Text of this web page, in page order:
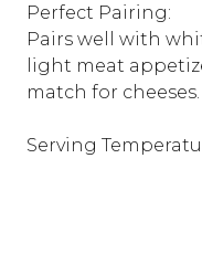
Perfect Pairing:
Pairs well with
light meat
match for cheeses.
Serving